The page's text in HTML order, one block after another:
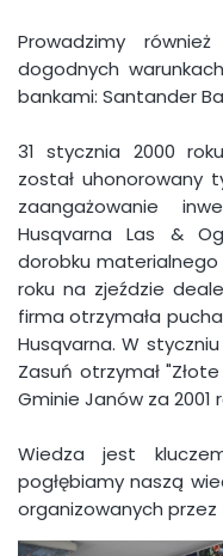
Prowadzimy
dogodnych
bankami: Santander
31 stycznia 2000
został uhonorowany
zaangażowanie
Husqvarna Las &
dorobku materialnego
roku na zjeździe
firma otrzymała
Husqvarna. W
Zasuń otrzymał
Gminie Janów za 2001
Wiedza jest
pogłębiamy naszą
organizowanych przez